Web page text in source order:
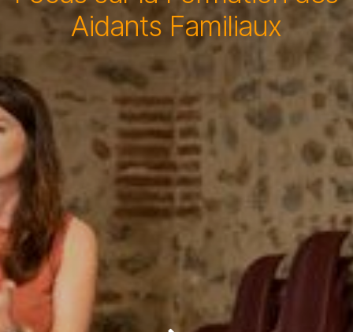
Aidants Familiaux